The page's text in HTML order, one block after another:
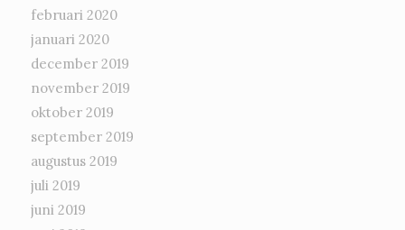
februari 2020
januari 2020
december 2019
november 2019
oktober 2019
september 2019
augustus 2019
juli 2019
juni 2019